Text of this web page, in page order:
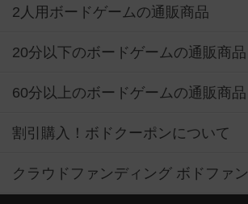
2人用ボードゲームの通販商品
20分以下のボードゲームの通販商品
60分以上のボードゲームの通販商品
割引購入！ボドクーポンについて
クラウドファンディング ボドファン